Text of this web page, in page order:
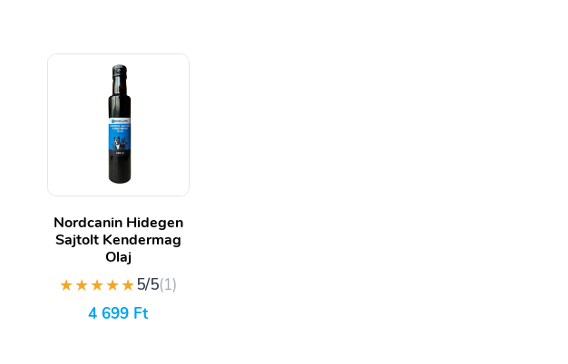
Nordcanin Hidegen
Sajtolt Kendermag
Olaj
★★★★★5/5(1)
4 699 Ft